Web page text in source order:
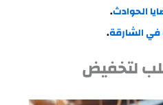
الحوادث.
الشارقة.
لتخفيض